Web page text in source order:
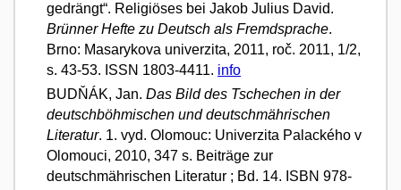
gedrängt“. Religiöses bei Jakob Julius David.
Brünner Hefte zu Deutsch als Fremdsprache.
Brno: Masarykova univerzita, 2011, roč. 2011, 1/2,
s. 43-53. ISSN 1803-4411. info
BUDŇÁK, Jan. Das Bild des Tschechen in der
deutschböhmischen und deutschmährischen
Literatur. 1. vyd. Olomouc: Univerzita Palackého v
Olomouci, 2010, 347 s. Beiträge zur
deutschmährischen Literatur ; Bd. 14. ISBN 978-